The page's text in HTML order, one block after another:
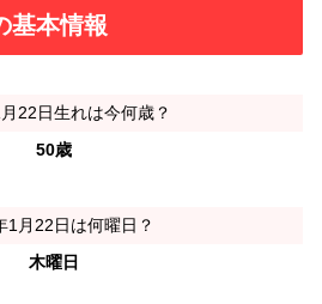
基本情報
22日生れは今何歳？
50歳
1月22日は何曜日？
木曜日